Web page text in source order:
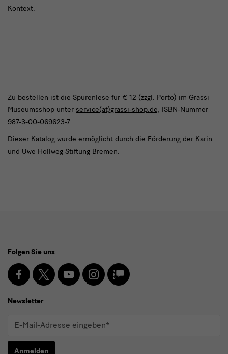
Kontext.
..
Zu bestellen ist die Spurenlese für € 12 (zzgl. Porto) im Grassi
Museumsshop unter service(at)grassi-shop.de, ISBN-Nummer
987-3-00-069623-7
Dieser Katalog wurde ermöglicht durch die Förderung der Karin
und Uwe Hollweg Stiftung Bremen.
Media
und
Newsletter
Folgen Sie uns
Facebook
X YoutubeInstagramSKD
Blog
Newsletter
E-
Adresse
Anmelden